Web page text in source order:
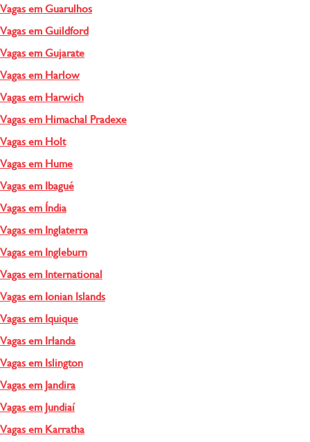
Vagas em Guarulhos
Vagas em Guildford
Vagas em Gujarate
Vagas em Harlow
Vagas em Harwich
Vagas em Himachal Pradexe
Vagas em Holt
Vagas em Hume
Vagas em Ibagué
Vagas em Índia
Vagas em Inglaterra
Vagas em Ingleburn
Vagas em International
Vagas em Ionian Islands
Vagas em Iquique
Vagas em Irlanda
Vagas em Islington
Vagas em Jandira
Vagas em Jundiaí
Vagas em Karratha